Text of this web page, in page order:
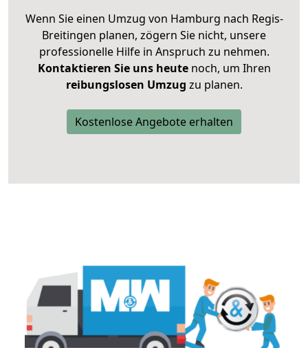
Wenn Sie einen Umzug von Hamburg nach Regis-
Breitingen planen, zögern Sie nicht, unsere
professionelle Hilfe in Anspruch zu nehmen.
Kontaktieren Sie uns heutenoch, um Ihren
reibungslosen Umzug zu planen.
Kostenlose Angebote erhalten